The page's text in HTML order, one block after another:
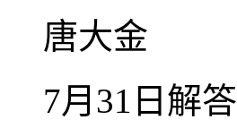
唐大金
7月31日解答